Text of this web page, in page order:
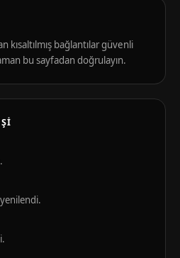
kısaltılmış bağlantılar güvenli
bu sayfadan doğrulayın.